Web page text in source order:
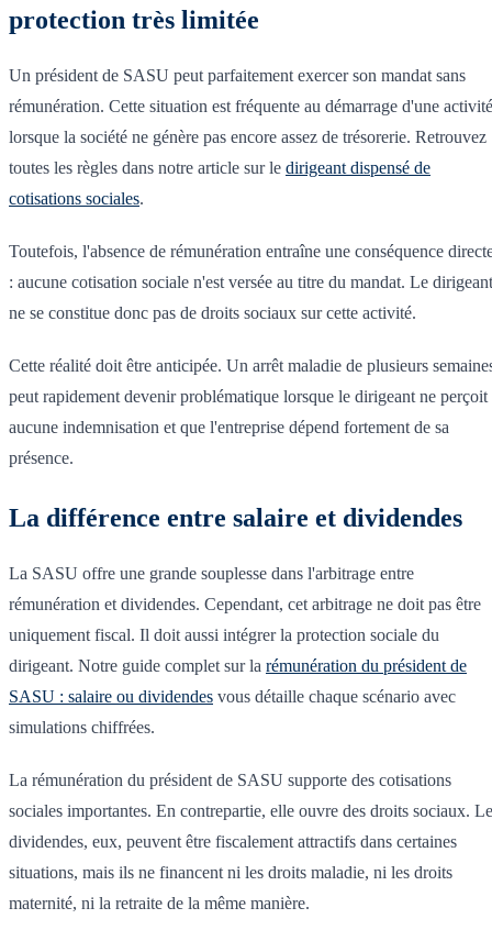
protection très limitée
Un président de SASU peut parfaitement exercer son mandat sans
rémunération. Cette situation est fréquente au démarrage d'une
lorsque la société ne génère pas encore assez de trésorerie. Retrouvez
toutes les règles dans notre article sur le dirigeant dispensé de
cotisations sociales.
Toutefois, l'absence de rémunération entraîne une conséquence
: aucune cotisation sociale n'est versée au titre du mandat. Le dirigeant
ne se constitue donc pas de droits sociaux sur cette activité.
Cette réalité doit être anticipée. Un arrêt maladie de plusieurs
peut rapidement devenir problématique lorsque le dirigeant ne perçoit
aucune indemnisation et que l'entreprise dépend fortement de sa
présence.
La différence entre salaire et dividendes
La SASU offre une grande souplesse dans l'arbitrage entre
rémunération et dividendes. Cependant, cet arbitrage ne doit pas être
uniquement fiscal. Il doit aussi intégrer la protection sociale du
dirigeant. Notre guide complet sur la rémunération du président de
SASU : salaire ou dividendes vous détaille chaque scénario avec
simulations chiffrées.
La rémunération du président de SASU supporte des cotisations
sociales importantes. En contrepartie, elle ouvre des droits sociaux.
dividendes, eux, peuvent être fiscalement attractifs dans certaines
situations, mais ils ne financent ni les droits maladie, ni les droits
maternité, ni la retraite de la même manière.